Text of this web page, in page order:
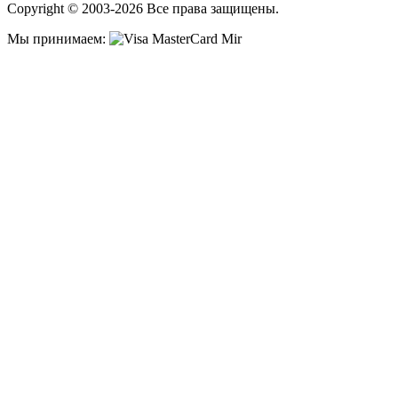
Copyright © 2003-2026 Все права защищены.
Мы принимаем: